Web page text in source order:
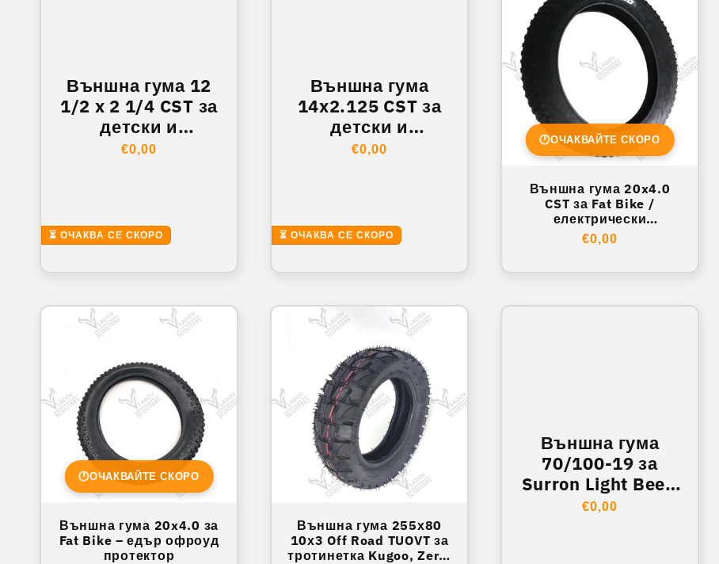
Външна гума 12
1/2 x 2 1/4 CST за
детски и
електрически
Обичайна
€0,00
⏳ ОЧАКВА СЕ СКОРО
Външна гума
14x2.125 CST за
детски и
електрически
Обичайна
€0,00
⏳ ОЧАКВА СЕ СКОРО
🕐ОЧАКВАЙТЕ СКОРО
Външна гума 20x4.0
CST за Fat Bike /
електрически
велосипед
Обичайна
€0,00
🕐ОЧАКВАЙТЕ СКОРО
Външна гума 20x4.0 за
Fat Bike – едър офроуд
протектор
Външна гума 255х80
10х3 Off Road TUOVT за
тротинетка Kugoo, Zero,
Външна гума
70/100-19 за
Surron Light Bee /
Talaria – Yuanxing
Обичайна
€0,00